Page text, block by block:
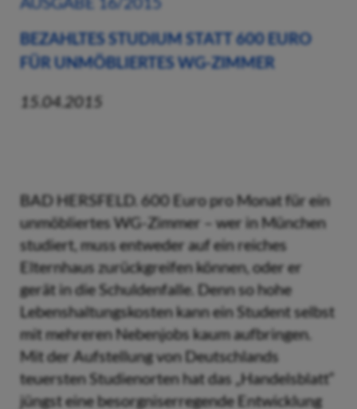
BEZAHLTES STUDIUM STATT 600 EURO
FÜR UNMÖBLIERTES WG-ZIMMER
15.04.2015
BAD HERSFELD. 600 Euro pro Monat für ein
unmöbliertes WG-Zimmer – wer in München
studiert, muss entweder auf ein reiches
Elternhaus zurückgreifen können, oder er
gerät in die Schuldenfalle. Denn so hohe
Lebenshaltungskosten kann ein Student selbst
mit mehreren Nebenjobs kaum aufbringen.
Mit der Aufstellung von Deutschlands
teuersten Studienorten hat das „Handelsblatt“
jüngst eine besorgniserregende Entwicklung